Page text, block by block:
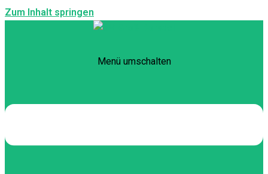
Zum Inhalt springen
Menü umschalten